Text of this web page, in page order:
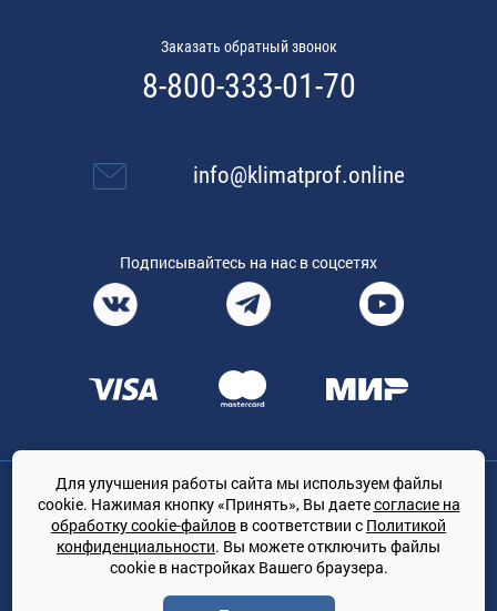
Заказать обратный звонок
8-800-333-01-70
info@klimatprof.online
Подписывайтесь на нас в соцсетях
Общество с ограниченной ответственностью «ТРЕЙДКОН», ОГРН:
1167847364079, 197022, г. Санкт-Петербург, проспект Медиков, 7
КЛИМАТПРОФ.ONLINE - оптовая продажа кондиционеров и
климатической техники на территории РФ
© Сайт принадлежит ООО «ТРЕЙДКОН»
Для улучшения работы сайта мы используем файлы
cookie. Нажимая кнопку «Принять», Вы даетесогласие на
обработку cookie-файлов в соответствии с Политикой
конфиденциальности. Вы можете отключить файлы
cookie в настройках Вашего браузера.